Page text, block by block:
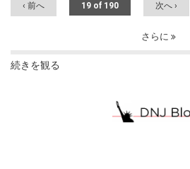
‹ 前へ 19 of 190 次へ ›
さらに
続きを観る